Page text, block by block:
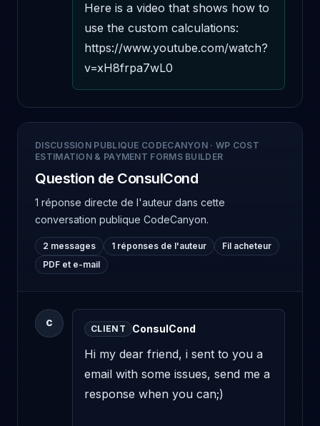
Here is a video that shows how to
use the custom calculations:
https://www.youtube.com/watch?
v=xH8frpa7wL0
DISCUSSION PUBLIQUE CODECANYON · WP COST
ESTIMATION & PAYMENT FORMS BUILDER
Question de ConsulCond
1 réponse directe de l'auteur dans cette
conversation publique CodeCanyon.
2 messages 1 réponses de l'auteur
Fil acheteur
PDF et e-mail
C
CLIENT ConsulCond
Hi my dear friend, i sent to you a
email with some issues, send me a
response when you can;)